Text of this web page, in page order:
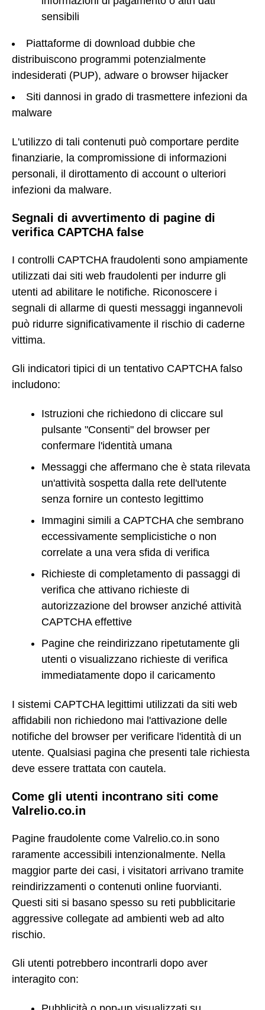
sensibili
Piattaforme di download dubbie che
distribuiscono programmi potenzialmente
indesiderati (PUP), adware o browser hijacker
Siti dannosi in grado di trasmettere infezioni da
malware
L'utilizzo di tali contenuti può comportare perdite
finanziarie, la compromissione di informazioni
personali, il dirottamento di account o ulteriori
infezioni da malware.
Segnali di avvertimento di pagine di
verifica CAPTCHA false
I controlli CAPTCHA fraudolenti sono ampiamente
utilizzati dai siti web fraudolenti per indurre gli
utenti ad abilitare le notifiche. Riconoscere i
segnali di allarme di questi messaggi ingannevoli
può ridurre significativamente il rischio di caderne
vittima.
Gli indicatori tipici di un tentativo CAPTCHA falso
includono:
Istruzioni che richiedono di cliccare sul
pulsante "Consenti" del browser per
confermare l'identità umana
Messaggi che affermano che è stata rilevata
un'attività sospetta dalla rete dell'utente
senza fornire un contesto legittimo
Immagini simili a CAPTCHA che sembrano
eccessivamente semplicistiche o non
correlate a una vera sfida di verifica
Richieste di completamento di passaggi di
verifica che attivano richieste di
autorizzazione del browser anziché attività
CAPTCHA effettive
Pagine che reindirizzano ripetutamente gli
utenti o visualizzano richieste di verifica
immediatamente dopo il caricamento
I sistemi CAPTCHA legittimi utilizzati da siti web
affidabili non richiedono mai l'attivazione delle
notifiche del browser per verificare l'identità di un
utente. Qualsiasi pagina che presenti tale richiesta
deve essere trattata con cautela.
Come gli utenti incontrano siti come
Valrelio.co.in
Pagine fraudolente come Valrelio.co.in sono
raramente accessibili intenzionalmente. Nella
maggior parte dei casi, i visitatori arrivano tramite
reindirizzamenti o contenuti online fuorvianti.
Questi siti si basano spesso su reti pubblicitarie
aggressive collegate ad ambienti web ad alto
rischio.
Gli utenti potrebbero incontrarli dopo aver
interagito con: